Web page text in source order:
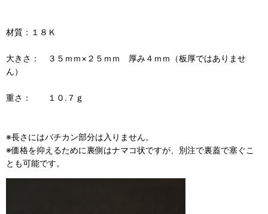
材質：１８Ｋ
大きさ： ３５ｍｍ×２５ｍｍ 厚み４ｍｍ（板厚ではありませ
ん）
重さ： １０.７ｇ
※長さにはバチカン部分は入りません。
※価格を抑えるために裏側はナマコ状ですが、別注で裏蓋で塞ぐこ
とも可能です。